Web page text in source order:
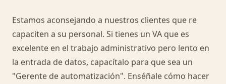
Estamos aconsejando a nuestros clientes que re
capaciten a su personal. Si tienes un VA que es
excelente en el trabajo administrativo pero lento en
la entrada de datos, capacítalo para que sea un
"Gerente de automatización". Enséñale cómo hacer